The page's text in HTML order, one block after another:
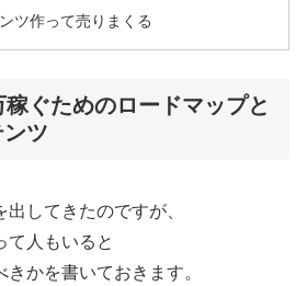
ツ作って売りまくる
稼ぐためのロードマップと
ツ
してきたのですが、
て人もいると
かを書いておきます。